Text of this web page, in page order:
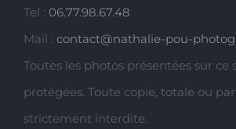
Tel : 06.77.98.67.48
Mail : contact@nathalie-pou-
Toutes les photos présentées sur ce
protégées. Toute copie, totale ou
strictement interdite.